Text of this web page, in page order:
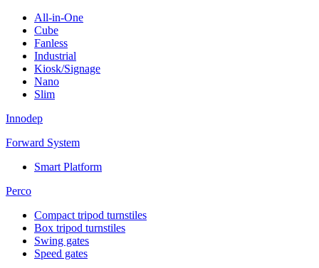
All-in-One
Cube
Fanless
Industrial
Kiosk/Signage
Nano
Slim
Innodep
Forward System
Smart Platform
Perco
Compact tripod turnstiles
Box tripod turnstiles
Swing gates
Speed gates